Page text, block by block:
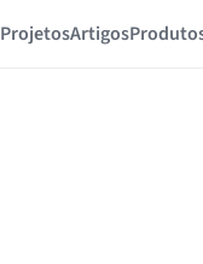
ProjetosArtigos